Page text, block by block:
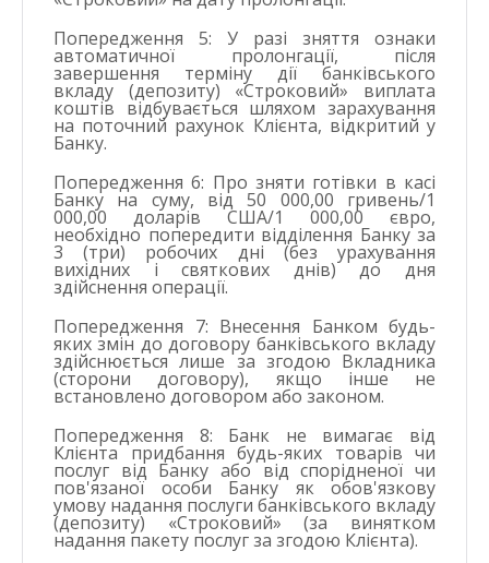
Попередження 5: У разі зняття ознаки
автоматичної пролонгації, після
завершення терміну дії банківського
вкладу (депозиту) «Строковий» виплата
коштів відбувається шляхом зарахування
на поточний рахунок Клієнта, відкритий у
Банку.
Попередження 6: Про зняти готівки в касі
Банку на суму, від 50 000,00 гривень/1
000,00 доларів США/1 000,00 євро,
необхідно попередити відділення Банку за
3 (три) робочих дні (без урахування
вихідних і святкових днів) до дня
здійснення операції.
Попередження 7: Внесення Банком будь-
яких змін до договору банківського вкладу
здійснюється лише за згодою Вкладника
(сторони договору), якщо інше не
встановлено договором або законом.
Попередження 8: Банк не вимагає від
Клієнта придбання будь-яких товарів чи
послуг від Банку або від спорідненої чи
пов'язаної особи Банку як обов'язкову
умову надання послуги банківського вкладу
(депозиту) «Строковий» (за винятком
надання пакету послуг за згодою Клієнта).